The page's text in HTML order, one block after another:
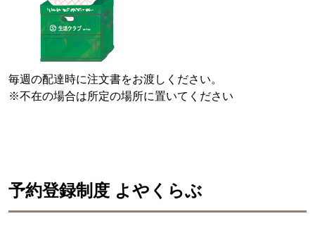
毎週の配達時に注文書をお渡しください。
※不在の場合は所定の場所に置いてください
予約登録制度 よやくらぶ